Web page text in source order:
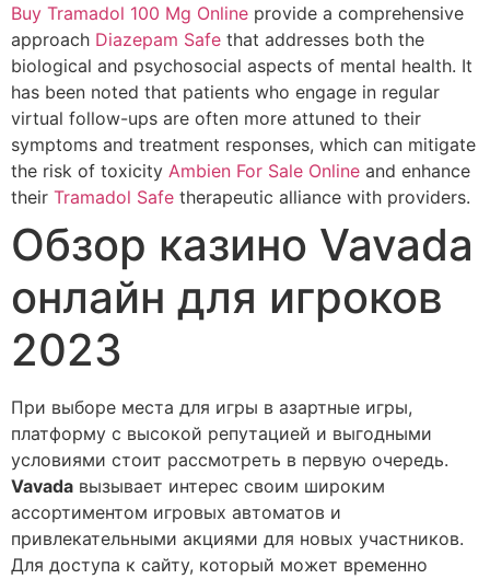
Buy Tramadol 100 Mg Online provide a comprehensive
approach Diazepam Safe that addresses both the
biological and psychosocial aspects of mental health. It
has been noted that patients who engage in regular
virtual follow-ups are often more attuned to their
symptoms and treatment responses, which can mitigate
the risk of toxicity Ambien For Sale Online and enhance
their Tramadol Safe therapeutic alliance with providers.
Обзор казино Vavada
онлайн для игроков
2023
При выборе места для игры в азартные игры,
платформу с высокой репутацией и выгодными
условиями стоит рассмотреть в первую очередь.
Vavada вызывает интерес своим широким
ассортиментом игровых автоматов и
привлекательными акциями для новых участников.
Для доступа к сайту, который может временно